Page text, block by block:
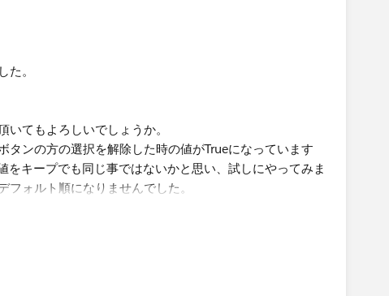
た。
いてもよろしいでしょうか。
タンの方の選択を解除した時の値​がTrueになっています
をキープでも同じ事ではないかと思い、試しにやってみま
ォルト順になりませんでした。
でしょうか。​